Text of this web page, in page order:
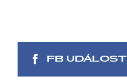
FB UDÁLOST